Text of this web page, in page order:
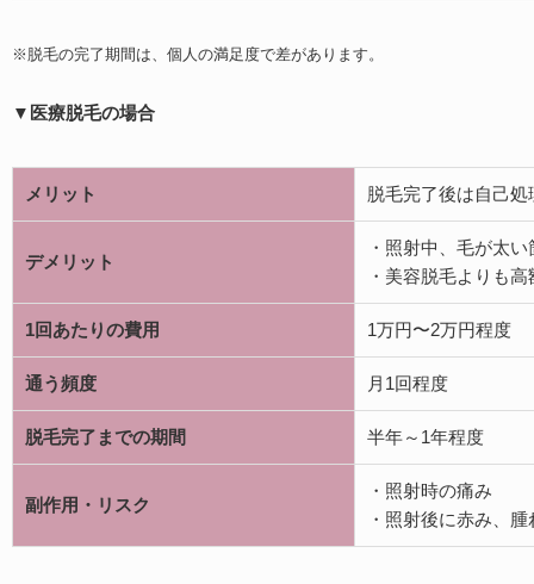
※脱毛の完了期間は、個人の満足度で差があります。
▼医療脱毛の場合
メリット 脱毛完了後は自己
デメリット
・照射中、毛が太
・美容脱毛よりも高
1回あたりの費用 1万円〜2万円程度
通う頻度 月1回程度
脱毛完了までの期間 半年～1年程度
副作用・リスク
・照射時の痛み
・照射後に赤み、